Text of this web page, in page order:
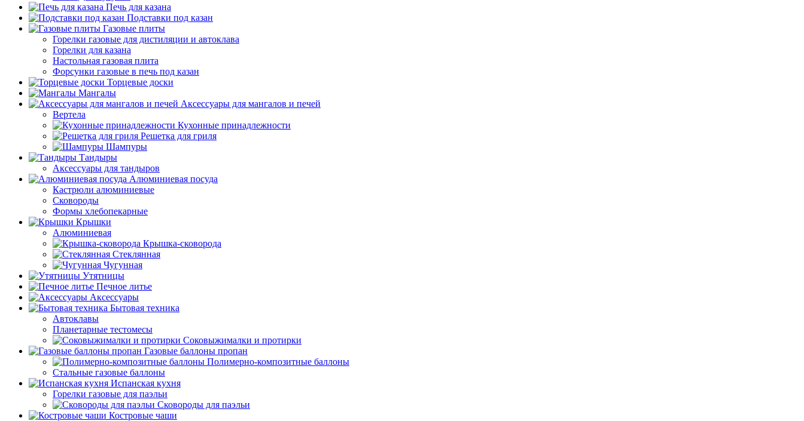
Печь для казана
Подставки под казан
Газовые плиты
Горелки газовые для дистиляции и автоклава
Горелки для казана
Настольная газовая плита
Форсунки газовые в печь под казан
Торцевые доски
Мангалы
Аксессуары для мангалов и печей
Вертела
Кухонные принадлежности
Решетка для гриля
Шампуры
Тандыры
Аксессуары для тандыров
Алюминиевая посуда
Кастрюли алюминиевые
Сковороды
Формы хлебопекарные
Крышки
Алюминиевая
Крышка-сковорода
Стеклянная
Чугунная
Утятницы
Печное литье
Аксессуары
Бытовая техника
Автоклавы
Планетарные тестомесы
Соковыжималки и протирки
Газовые баллоны пропан
Полимерно-композитные баллоны
Стальные газовые баллоны
Испанская кухня
Горелки газовые для паэльи
Сковороды для паэльи
Костровые чаши